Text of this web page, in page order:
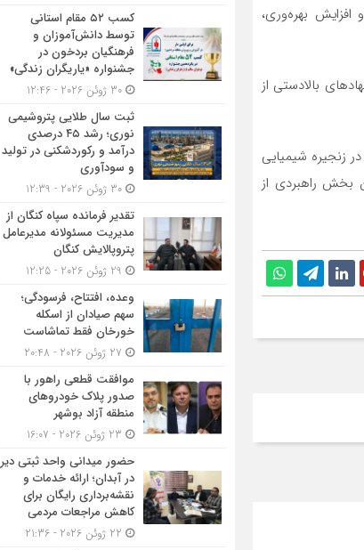
بهره‌وری،
بالادستی از
زنجیره شیمیایی
بخش راهبردی از
کسب ۵۲ مقام استانی
توسط دانش‌آموزان و
فرهنگیان بردخون در
جشنواره «یاریگران زندگی»
ثبت سال طلایی پتروشیمی
نوری؛ رشد ۴۵ درصدی
درآمد و رکوردشکنی در تولید
و سودآوری
تقدیر فرمانده سپاه کنگان از
مدیریت مسئولانه مدیرعامل
پتروپالایش کنگان
وعده، افتتاح، فرسودگی؛
سهم صیادان از اسکله
خورخان فقط تماشاست
موافقت قطعی راهور با
صدور پلاک خودروهای
منطقه آزاد بوشهر
حضور میدانی واحد ثبتی دیر
در آبدان؛ ارائه خدمات و
نقشه‌برداری رایگان برای
کاهش مراجعات مردمی